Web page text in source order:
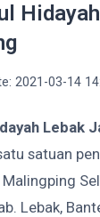
2021-03-14
Lebak
satuan
Lebak,